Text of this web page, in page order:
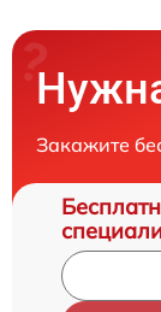
Закажите